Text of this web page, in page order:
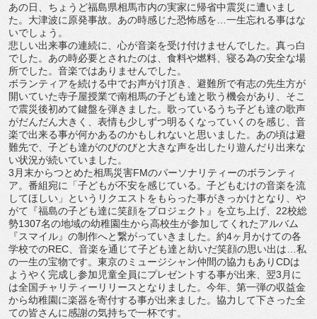
あの日、ちょうど福島県相馬市内の実家に帰省中震災に遭いまし
た。大津波に原発事故。あの時感じた恐怖感を…一生忘れる事はな
いでしょう。
悲しい出来事の連続に、心が音楽を受け付けませんでした。真っ白
でした。あの時必要とされたのは、食料や燃料、寝る為の安全な場
所でした。音楽ではありませんでした。
ボランティアを続ける中でお声がけ頂き、避難所で有志の先生方が
開いていた寺子屋授業で南相馬の子ども達と歌う機会があり、そこ
で震災後初めて鍵盤を弾きました。歌っているうち子ども達の歌声
がだんだん大きく、表情も少しずつ明るくなっていくのを感じ、音
楽で出来る事が何かあるのかもしれないと思いました。あの頃は避
難先で、子ども達がのびのびと大きな声を出したり遊んだり出来な
い状況が続いていました。
3月末からつとめた相馬災害FMのパーソナリティーのボランティ
ア。番組宛に「子どもが不安を感じている。子どもむけの音楽を流
してほしい」というリクエストをもらった事がきっかけとなり、や
がて『福島の子ども達に笑顔をプロジェクト』を立ち上げ、22校総
勢1307名の地域の幼稚園生から高校生が参加してくれたアルバム
『スマイル』の制作へと繋がっていきました。約4ヶ月かけての各
学校でのREC、音楽を通じて子ども達と紡いだ笑顔の思い出は…私
の一生の宝物です。東京のミュージシャン仲間の協力もありCDは
ようやく完成し参加児童全員にプレゼントする事が出来、翌3月に
は全国チャリティーリリースとなりました。今年、第一弾の収益金
から幼稚園に楽器を寄付する事が出来ました。協力して下さった全
ての皆さんに感謝の気持ちで一杯です。